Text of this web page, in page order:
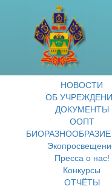
НОВОСТИ
ОБ
ДОКУМЕНТЫ
ООПТ
Пресса о нас!
Конкурсы
ОТЧЁТЫ